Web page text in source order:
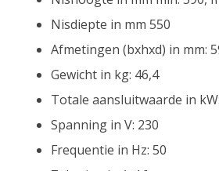
Nisdiepte in mm 550
Afmetingen (bxhxd) in mm:
Gewicht in kg: 46,4
Totale aansluitwaarde in
Spanning in V: 230
Frequentie in Hz: 50